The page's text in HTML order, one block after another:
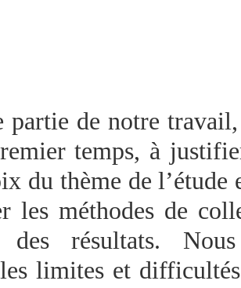
partie de notre
temps, à
du thème de l’étude
les méthodes de
des résultats.
limites et